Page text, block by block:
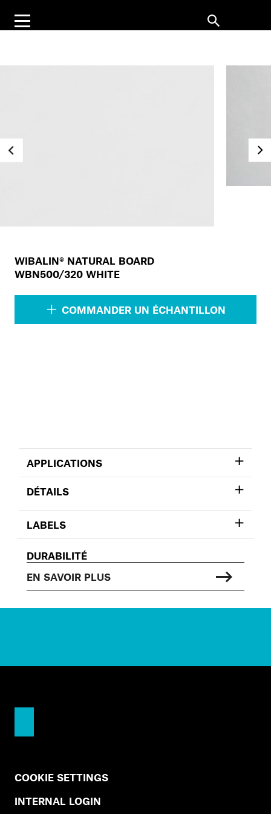
WIBALIN® NATURAL BOARD
WBN500/320 WHITE
COMMANDER UN ÉCHANTILLON
APPLICATIONS
DÉTAILS
LABELS
DURABILITÉ
EN SAVOIR PLUS
COOKIE SETTINGS
INTERNAL LOGIN